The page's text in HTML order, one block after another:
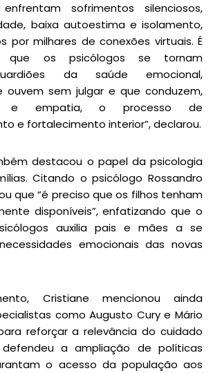
sofrimentos silenciosos,
baixa autoestima e isolamento,
por milhares de conexões virtuais. É
que os psicólogos se tornam
da saúde emocional,
ouvem sem julgar e que conduzem,
e empatia, o processo de
e fortalecimento interior”, declarou.
destacou o papel da psicologia
Citando o psicólogo Rossandro
que “é preciso que os filhos tenham
disponíveis”, enfatizando que o
auxilia pais e mães a se
emocionais das novas
Cristiane mencionou ainda
como Augusto Cury e Mário
reforçar a relevância do cuidado
defendeu a ampliação de políticas
o acesso da população aos